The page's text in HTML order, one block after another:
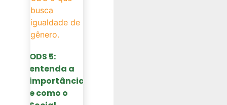
ODS 5:
entenda a
importância
e como o